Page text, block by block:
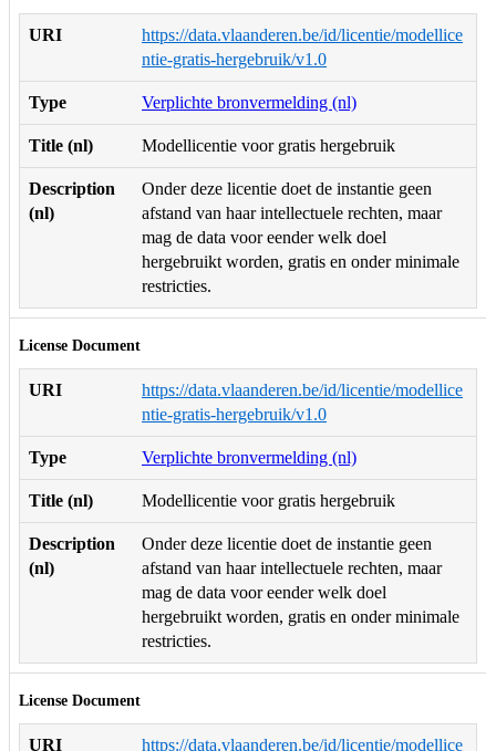
URI
https://data.vlaanderen.be/id/licentie/modellice
ntie-gratis-hergebruik/v1.0
Type Verplichte bronvermelding (nl)
Title (nl) Modellicentie voor gratis hergebruik
Description
(nl)
Onder deze licentie doet de instantie geen
afstand van haar intellectuele rechten, maar
mag de data voor eender welk doel
hergebruikt worden, gratis en onder minimale
restricties.
License Document
URI
https://data.vlaanderen.be/id/licentie/modellice
ntie-gratis-hergebruik/v1.0
Type Verplichte bronvermelding (nl)
Title (nl) Modellicentie voor gratis hergebruik
Description
(nl)
Onder deze licentie doet de instantie geen
afstand van haar intellectuele rechten, maar
mag de data voor eender welk doel
hergebruikt worden, gratis en onder minimale
restricties.
License Document
URI https://data.vlaanderen.be/id/licentie/modellice